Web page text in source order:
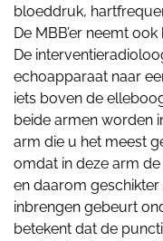
bloeddruk,
De MBB’er neemt
De
echoapparaat naar
iets boven de
beide armen worden
arm die u het meest
omdat in deze arm
en daarom
inbrengen gebeurt
betekent dat de